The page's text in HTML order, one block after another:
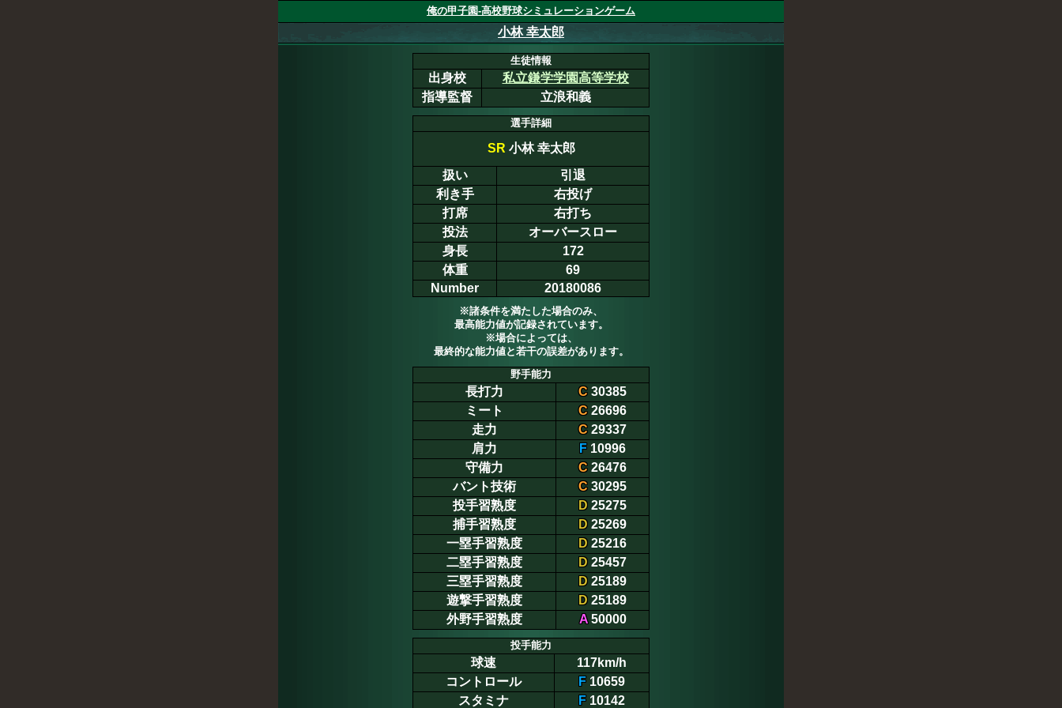
俺の甲子園-高校野球シミュレーションゲーム
小林 幸太郎
生徒情報
出身校
私立鎌学学園高等学校
指導監督
立浪和義
選手詳細
SR 小林 幸太郎
扱い
引退
利き手
右投げ
打席
右打ち
投法
オーバースロー
身長
172
体重
69
Number
20180086
※諸条件を満たした場合のみ、
最高能力値が記録されています。
※場合によっては、
最終的な能力値と若干の誤差があります。
野手能力
長打力 C 30385
ミート
C 26696
走力
C 29337
肩力
F 10996
守備力
C 26476
バント技術
C 30295
投手習熟度
D 25275
捕手習熟度
D 25269
一塁手習熟度
D 25216
二塁手習熟度
D 25457
三塁手習熟度
D 25189
遊撃手習熟度
D 25189
外野手習熟度
A50000
投手能力
球速
117km/h
コントロール
F 10659
スタミナ
F 10142